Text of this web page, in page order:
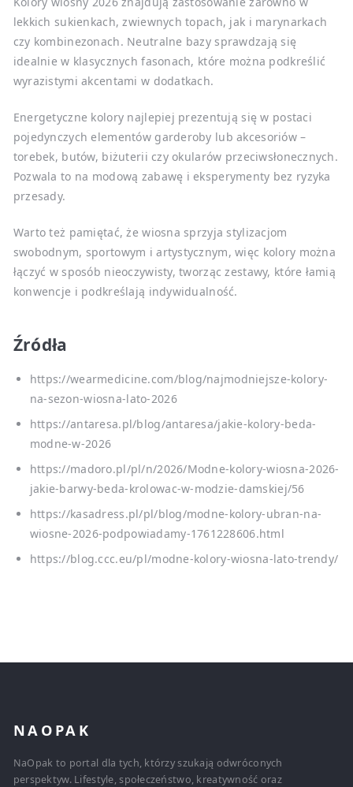
lekkich sukienkach, zwiewnych topach, jak i marynarkach
czy kombinezonach. Neutralne bazy sprawdzają się
idealnie w klasycznych fasonach, które można podkreślić
wyrazistymi akcentami w dodatkach.
Energetyczne kolory najlepiej prezentują się w postaci
pojedynczych elementów garderoby lub akcesoriów –
torebek, butów, biżuterii czy okularów przeciwsłonecznych.
Pozwala to na modową zabawę i eksperymenty bez ryzyka
przesady.
Warto też pamiętać, że wiosna sprzyja stylizacjom
swobodnym, sportowym i artystycznym, więc kolory można
łączyć w sposób nieoczywisty, tworząc zestawy, które łamią
konwencje i podkreślają indywidualność.
Źródła
https://wearmedicine.com/blog/najmodniejsze-kolory-
na-sezon-wiosna-lato-2026
https://antaresa.pl/blog/antaresa/jakie-kolory-beda-
modne-w-2026
https://madoro.pl/pl/n/2026/Modne-kolory-wiosna-2026-
jakie-barwy-beda-krolowac-w-modzie-damskiej/56
https://kasadress.pl/pl/blog/modne-kolory-ubran-na-
wiosne-2026-podpowiadamy-1761228606.html
https://blog.ccc.eu/pl/modne-kolory-wiosna-lato-trendy/
NAOPAK
NaOpak to portal dla tych, którzy szukają odwróconych
perspektyw. Lifestyle, społeczeństwo, kreatywność oraz